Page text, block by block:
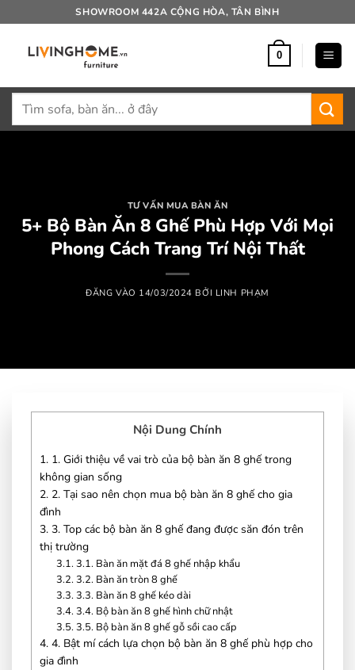
qua
SHOWROOM 442A CỘNG HÒA, TÂN BÌNH
0
Tìm
TƯ VẤN MUA BÀN ĂN
5+ Bộ Bàn Ăn 8 Ghế Phù Hợp Với Mọi
Phong Cách Trang Trí Nội Thất
ĐĂNG VÀO 14/03/2024 BỞI LINH PHẠM
Nội Dung Chính
1. 1. Giới thiệu về vai trò của bộ bàn ăn 8 ghế trong
không gian sống
2. 2. Tại sao nên chọn mua bộ bàn ăn 8 ghế cho gia
đình
3. 3. Top các bộ bàn ăn 8 ghế đang được săn đón trên
thị trường
3.1. 3.1. Bàn ăn mặt đá 8 ghế nhập khẩu
3.2. 3.2. Bàn ăn tròn 8 ghế
3.3. 3.3. Bàn ăn 8 ghế kéo dài
3.4. 3.4. Bộ bàn ăn 8 ghế hình chữ nhật
3.5. 3.5. Bộ bàn ăn 8 ghế gỗ sồi cao cấp
4. 4. Bật mí cách lựa chọn bộ bàn ăn 8 ghế phù hợp cho
gia đình